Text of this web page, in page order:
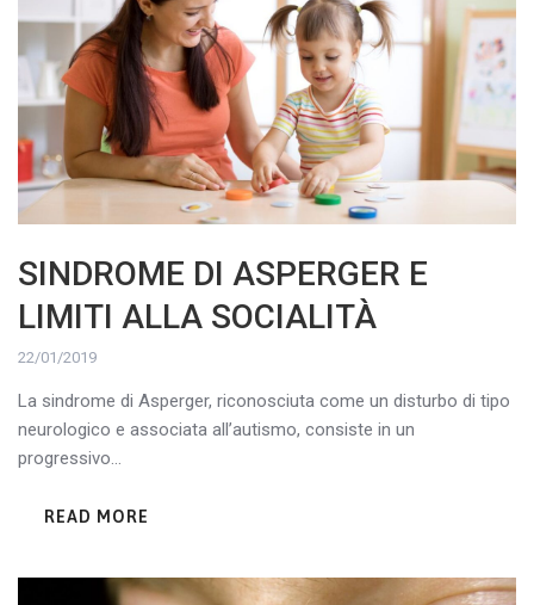
SINDROME DI ASPERGER E
LIMITI ALLA SOCIALITÀ
22/01/2019
La sindrome di Asperger, riconosciuta come un disturbo di tipo
neurologico e associata all’autismo, consiste in un
progressivo...
READ MORE